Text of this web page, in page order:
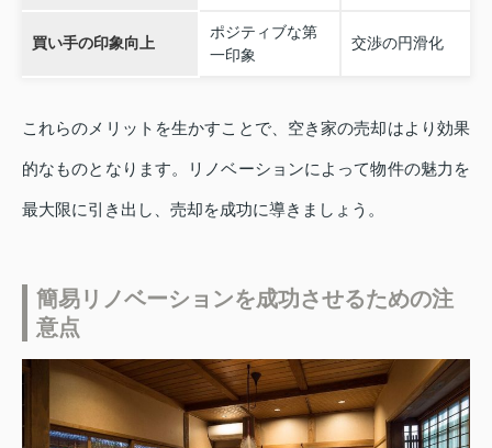
買い手の印象向上
ポジティブな第
一印象
交渉の円滑化
これらのメリットを生かすことで、空き家の売却はより効果
的なものとなります。リノベーションによって物件の魅力を
最大限に引き出し、売却を成功に導きましょう。
簡易リノベーションを成功させるための注
意点